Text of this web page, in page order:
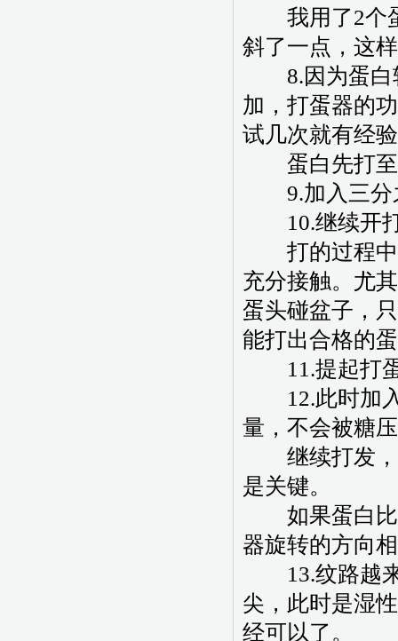
我用了2个蛋
斜了一点，这
8.因为蛋白
加，打蛋器的
试几次就有经
蛋白先打至
9.加入三分
10.继续开打
打的过程中
充分接触。尤
蛋头碰盆子，
能打出合格的
11.提起打蛋
12.此时加入
量，不会被糖
继续打发，
是关键。
如果蛋白比
器旋转的方向
13.纹路越来
尖，此时是湿
经可以了。